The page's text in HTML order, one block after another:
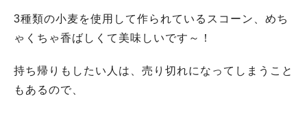
3種類の小麦を使用して作られているスコーン、めち
ゃくちゃ香ばしくて美味しいです～！
持ち帰りもしたい人は、売り切れになってしまうこと
もあるので、